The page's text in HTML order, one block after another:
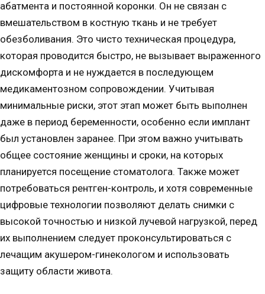
абатмента и постоянной коронки. Он не связан с
вмешательством в костную ткань и не требует
обезболивания. Это чисто техническая процедура,
которая проводится быстро, не вызывает выраженного
дискомфорта и не нуждается в последующем
медикаментозном сопровождении. Учитывая
минимальные риски, этот этап может быть выполнен
даже в период беременности, особенно если имплант
был установлен заранее. При этом важно учитывать
общее состояние женщины и сроки, на которых
планируется посещение стоматолога. Также может
потребоваться рентген-контроль, и хотя современные
цифровые технологии позволяют делать снимки с
высокой точностью и низкой лучевой нагрузкой, перед
их выполнением следует проконсультироваться с
лечащим акушером-гинекологом и использовать
защиту области живота.